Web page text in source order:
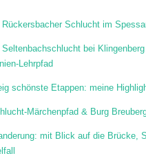
Rückersbacher Schlucht im
Seltenbachschlucht bei
Lehrpfad
schönste Etappen: meine
Märchenpfad & Burg
mit Blick auf die Brücke,